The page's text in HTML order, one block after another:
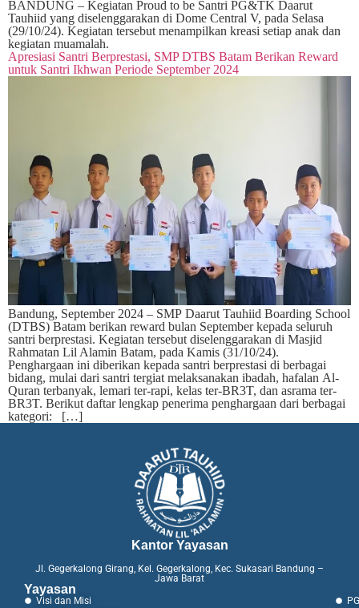
BANDUNG – Kegiatan Proud to be Santri PG&TK Daarut
Tauhiid yang diselenggarakan di Dome Central V, pada Selasa
(29/10/24). Kegiatan tersebut menampilkan kreasi setiap anak dan
kegiatan muamalah.
Apresiasi Santri Berprestasi, SMP DTBS Batam Berikan Reward
untuk Santri Ikhwan Periode September 2024
Bandung, September 2024 – SMP Daarut Tauhiid Boarding School
(DTBS) Batam berikan reward bulan September kepada seluruh
santri berprestasi. Kegiatan tersebut diselenggarakan di Masjid
Rahmatan Lil Alamin Batam, pada Kamis (31/10/24).
Penghargaan ini diberikan kepada santri berprestasi di berbagai
bidang, mulai dari santri tergiat melaksanakan ibadah, hafalan Al-
Quran terbanyak, lemari ter-rapi, kelas ter-BR3T, dan asrama ter-
BR3T. Berikut daftar lengkap penerima penghargaan dari berbagai
kategori: […]
Kantor Yayasan
Jl. Gegerkalong Girang, Kel. Gegerkalong, Kec. Sukasari Bandung –
Jawa Barat
Yayasan
Visi dan Misi